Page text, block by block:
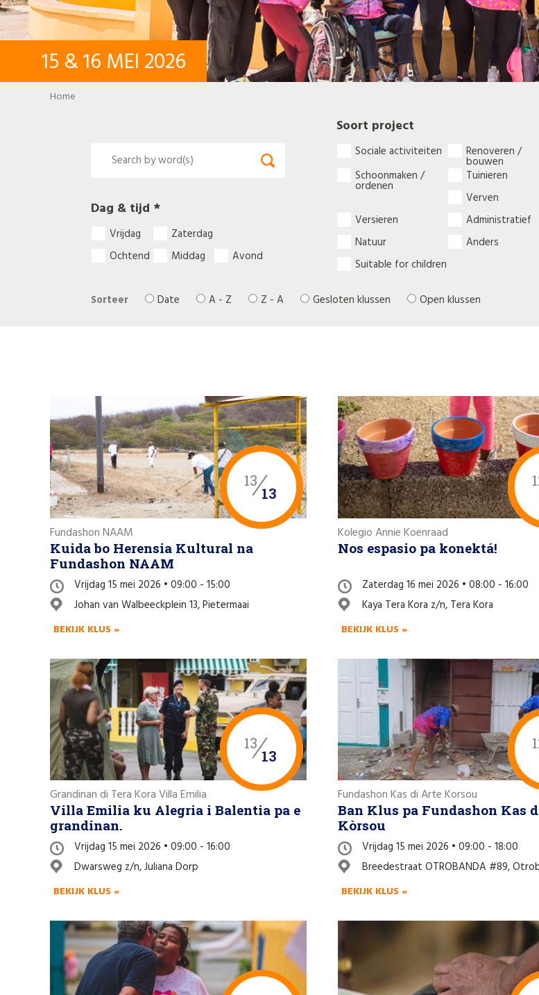
15 &16 MEI 2026
Breadcrumb
Home
Dag & tijd *
Vrijdag
Zaterdag
Ochtend
Middag Avond
Soort project
Sociale activiteiten Renoveren /
bouwen
Schoonmaken /
ordenen
Tuinieren
Verven
Versieren
Administratief
Natuur
Anders
Suitable for children
Sorteer Date A - Z Z - A Gesloten klussen Open klussen
13
13
Fundashon NAAM
Kuida bo Herensia Kultural na
Fundashon NAAM
Vrijdag 15 mei 2026 • 09:00 - 15:00
Johan van Walbeeckplein 13, Pietermaai
BEKIJK KLUS »
Kolegio Annie Koenraad
Nos espasio pa konektá!
Zaterdag 16 mei 2026 • 08:00 - 16:00
Kaya Tera Kora z/n, Tera Kora
BEKIJK KLUS »
13
13
Grandinan di Tera Kora Villa Emilia
Villa Emilia ku Alegria i Balentia pa e
grandinan.
Vrijdag 15 mei 2026 • 09:00 - 16:00
Dwarsweg z/n, Juliana Dorp
BEKIJK KLUS »
Fundashon Kas di Arte Korsou
Ban Klus pa Fundashon Kas
Kòrsou
Vrijdag 15 mei 2026 • 09:00 - 18:00
Breedestraat OTROBANDA #89,
BEKIJK KLUS »